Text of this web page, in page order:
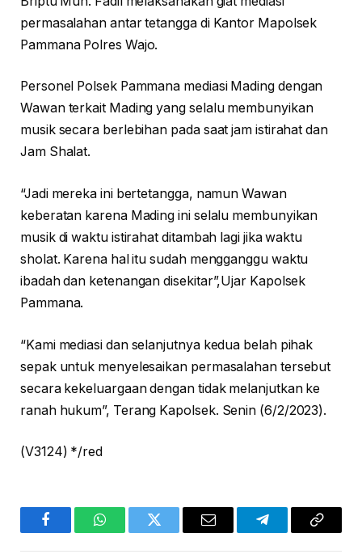
permasalahan antar tetangga di Kantor Mapolsek
Pammana Polres Wajo.
Personel Polsek Pammana mediasi Mading dengan
Wawan terkait Mading yang selalu membunyikan
musik secara berlebihan pada saat jam istirahat dan
Jam Shalat.
“Jadi mereka ini bertetangga, namun Wawan
keberatan karena Mading ini selalu membunyikan
musik di waktu istirahat ditambah lagi jika waktu
sholat. Karena hal itu sudah mengganggu waktu
ibadah dan ketenangan disekitar”,Ujar Kapolsek
Pammana.
“Kami mediasi dan selanjutnya kedua belah pihak
sepak untuk menyelesaikan permasalahan tersebut
secara kekeluargaan dengan tidak melanjutkan ke
ranah hukum”, Terang Kapolsek. Senin (6/2/2023).
(V3124) */red
FacebookWhatsAppTwitter Email TelegramCopy